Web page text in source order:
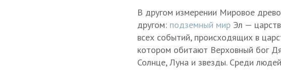
В другом измерении Мировое
другом: подземный мир Эл —
всех событий, происходящих в
котором обитают Верховный бог
Солнце, Луна и звезды. Среди